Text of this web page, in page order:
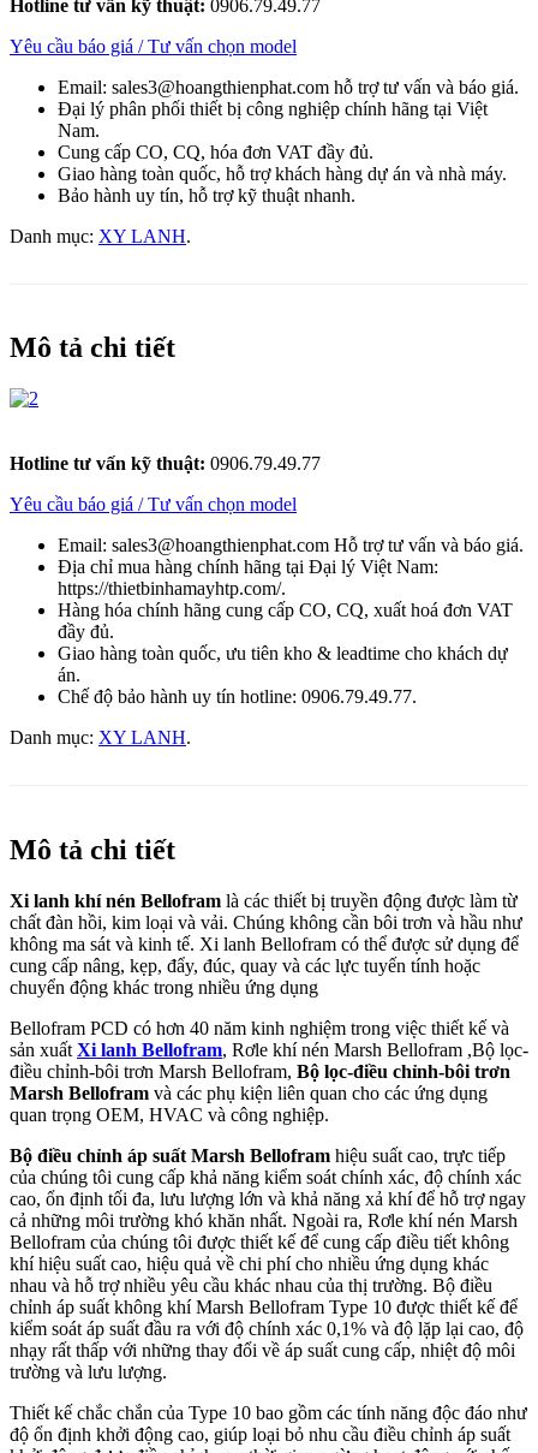
Hotline tư vấn kỹ thuật: 0906.79.49.77
Yêu cầu báo giá / Tư vấn chọn model
Email: sales3@hoangthienphat.com hỗ trợ tư vấn và báo giá.
Đại lý phân phối thiết bị công nghiệp chính hãng tại Việt
Nam.
Cung cấp CO, CQ, hóa đơn VAT đầy đủ.
Giao hàng toàn quốc, hỗ trợ khách hàng dự án và nhà máy.
Bảo hành uy tín, hỗ trợ kỹ thuật nhanh.
Danh mục: XY LANH.
Mô tả chi tiết
Hotline tư vấn kỹ thuật: 0906.79.49.77
Yêu cầu báo giá / Tư vấn chọn model
Email: sales3@hoangthienphat.com Hỗ trợ tư vấn và báo giá.
Địa chỉ mua hàng chính hãng tại Đại lý Việt Nam:
https://thietbinhamayhtp.com/.
Hàng hóa chính hãng cung cấp CO, CQ, xuất hoá đơn VAT
đầy đủ.
Giao hàng toàn quốc, ưu tiên kho & leadtime cho khách dự
án.
Chế độ bảo hành uy tín hotline: 0906.79.49.77.
Danh mục: XY LANH.
Mô tả chi tiết
Xi lanh khí nén Bellofram là các thiết bị truyền động được làm từ
chất đàn hồi, kim loại và vải. Chúng không cần bôi trơn và hầu như
không ma sát và kinh tế. Xi lanh Bellofram có thể được sử dụng để
cung cấp nâng, kẹp, đẩy, đúc, quay và các lực tuyến tính hoặc
chuyển động khác trong nhiều ứng dụng
Bellofram PCD có hơn 40 năm kinh nghiệm trong việc thiết kế và
sản xuất Xi lanh Bellofram, Rơle khí nén Marsh Bellofram ,Bộ lọc-
điều chỉnh-bôi trơn Marsh Bellofram, Bộ lọc-điều chỉnh-bôi trơn
Marsh Bellofram và các phụ kiện liên quan cho các ứng dụng
quan trọng OEM, HVAC và công nghiệp.
Bộ điều chỉnh áp suất Marsh Bellofram hiệu suất cao, trực tiếp
của chúng tôi cung cấp khả năng kiểm soát chính xác, độ chính xác
cao, ổn định tối đa, lưu lượng lớn và khả năng xả khí để hỗ trợ ngay
cả những môi trường khó khăn nhất. Ngoài ra, Rơle khí nén Marsh
Bellofram của chúng tôi được thiết kế để cung cấp điều tiết không
khí hiệu suất cao, hiệu quả về chi phí cho nhiều ứng dụng khác
nhau và hỗ trợ nhiều yêu cầu khác nhau của thị trường. Bộ điều
chỉnh áp suất không khí Marsh Bellofram Type 10 được thiết kế để
kiểm soát áp suất đầu ra với độ chính xác 0,1% và độ lặp lại cao, độ
nhạy rất thấp với những thay đổi về áp suất cung cấp, nhiệt độ môi
trường và lưu lượng.
Thiết kế chắc chắn của Type 10 bao gồm các tính năng độc đáo như
độ ổn định khởi động cao, giúp loại bỏ nhu cầu điều chỉnh áp suất